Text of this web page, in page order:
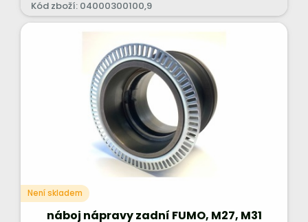
Kód zboží: 04000300100,9
Není skladem
náboj nápravy zadní FUMO, M27, M31